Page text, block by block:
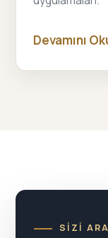
Devamını
SIZI